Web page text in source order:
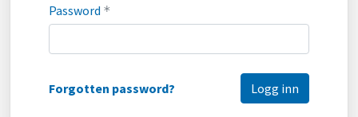
Password *
Forgotten password?